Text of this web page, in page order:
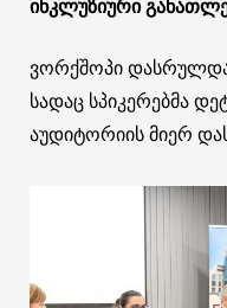
ინკლუზიური
ვორქშოპი დასრულდა
სადაც სპიკერებმა
აუდიტორიის მიერ